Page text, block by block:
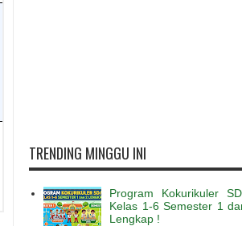
TRENDING MINGGU INI
Program Kokurikuler
Kelas 1-6 Semester 1
Lengkap !